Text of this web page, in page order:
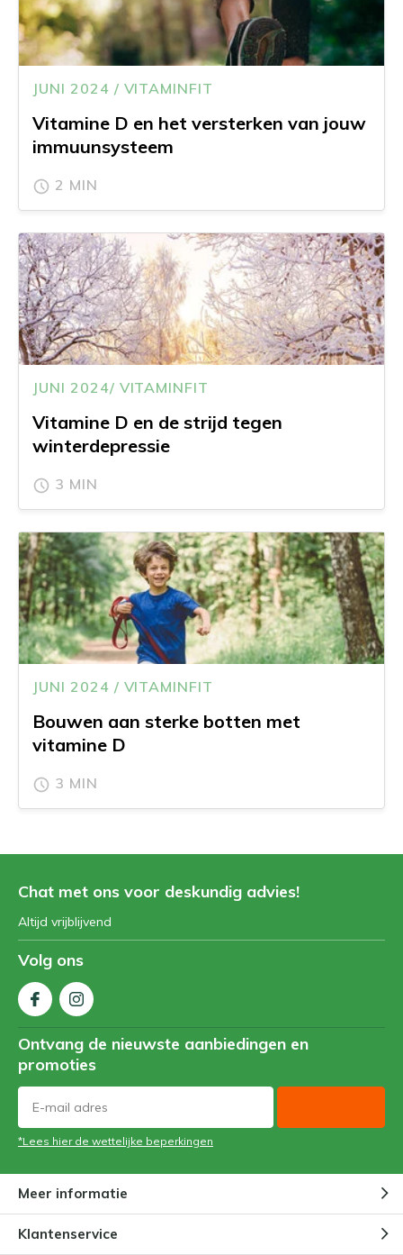
JUNI 2024 / VITAMINFIT
Vitamine D en het versterken van jouw
immuunsysteem
2 MIN
JUNI 2024/ VITAMINFIT
Vitamine D en de strijd tegen
winterdepressie
3 MIN
JUNI 2024 / VITAMINFIT
Bouwen aan sterke botten met
vitamine D
3 MIN
Chat met ons voor deskundig advies!
Altijd vrijblijvend
Volg ons
Ontvang de nieuwste aanbiedingen en
promoties
*Lees hier de wettelijke beperkingen
Meer informatie
Klantenservice